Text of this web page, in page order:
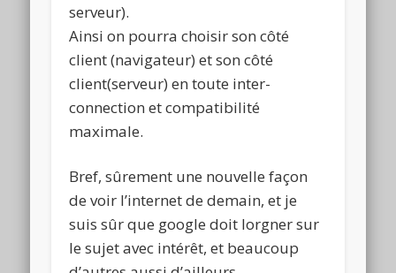
serveur).
Ainsi on pourra choisir son côté
client (navigateur) et son côté
client(serveur) en toute inter-
connection et compatibilité
maximale.
Bref, sûrement une nouvelle façon
de voir l’internet de demain, et je
suis sûr que google doit lorgner sur
le sujet avec intérêt, et beaucoup